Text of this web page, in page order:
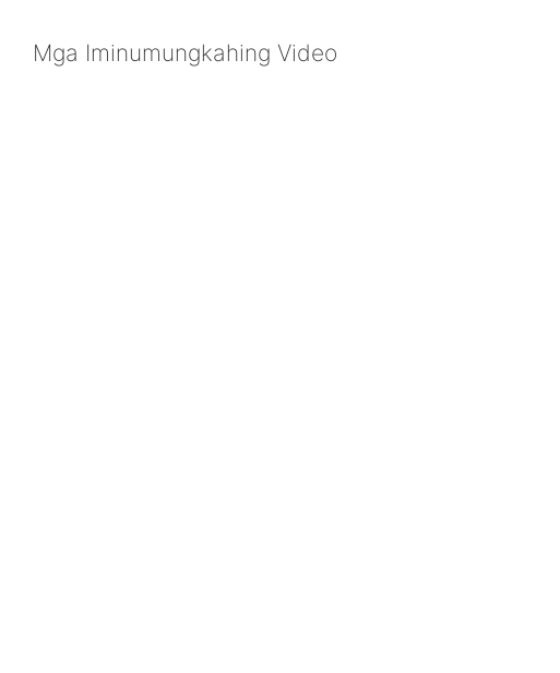
Mga Iminumungkahing Video